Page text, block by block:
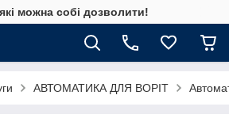
можна собі дозволити!
АВТОМАТИКА ДЛЯ ВОРІТ